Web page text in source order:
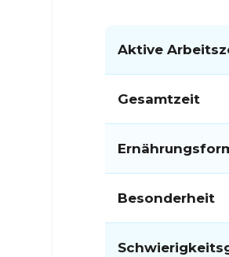
Aktive
Gesamtzeit
Besonderheit